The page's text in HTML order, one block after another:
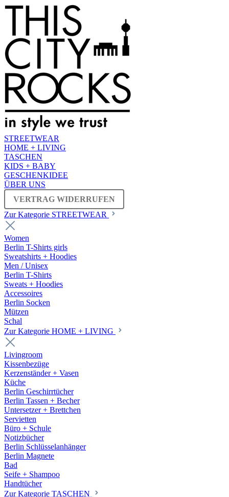
STREETWEAR
HOME + LIVING
TASCHEN
KIDS + BABY
GESCHENKIDEE
ÜBER UNS
VERTRAG WIDERRUFEN
Zur Kategorie STREETWEAR
Women
Berlin T-Shirts girls
Sweatshirts + Hoodies
Men / Unisex
Berlin T-Shirts
Sweats + Hoodies
Accessoires
Berlin Socken
Mützen
Schal
Zur Kategorie HOME + LIVING
Livingroom
Kissenbezüge
Kerzenständer + Vasen
Küche
Berlin Geschirrtücher
Berlin Tassen + Becher
Untersetzer + Brettchen
Servietten
Büro + Schule
Notizbücher
Berlin Schlüsselanhänger
Berlin Magnete
Bad
Seife + Shampoo
Handtücher
Zur Kategorie TASCHEN